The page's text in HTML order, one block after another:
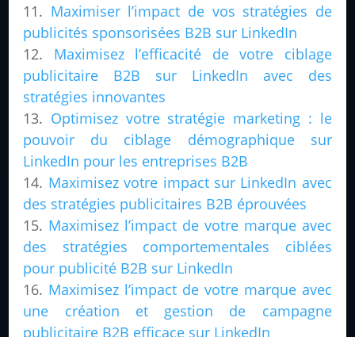
Maximiser l’impact de vos stratégies de
publicités sponsorisées B2B sur LinkedIn
Maximisez l’efficacité de votre ciblage
publicitaire B2B sur LinkedIn avec des
stratégies innovantes
Optimisez votre stratégie marketing : le
pouvoir du ciblage démographique sur
LinkedIn pour les entreprises B2B
Maximisez votre impact sur LinkedIn avec
des stratégies publicitaires B2B éprouvées
Maximisez l’impact de votre marque avec
des stratégies comportementales ciblées
pour publicité B2B sur LinkedIn
Maximisez l’impact de votre marque avec
une création et gestion de campagne
publicitaire B2B efficace sur LinkedIn